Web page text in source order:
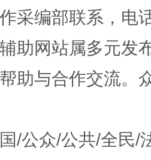
例”出炉！
采编部联系，电
助网站属多元发
助与合作交流。
/公众/公共/全民/